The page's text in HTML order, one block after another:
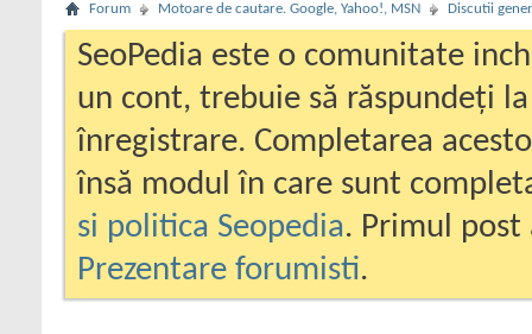
Forum Motoare de cautare. Google, Yahoo!, MSN Discutii
SeoPedia este o comunitate
un cont, trebuie să răspundeți
înregistrare. Completarea
însă modul în care sunt
si politica Seopedia. Primul
Prezentare forumisti.